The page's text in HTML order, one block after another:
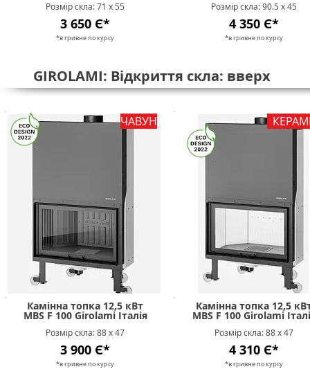
Розмір скла: 71 х 55
3 650 Є*
*в гривне по курсу
Розмір скла: 90.5 х 45
4 350 Є*
*в гривне по курсу
GIROLAMI: Відкриття скла: вверх
ЧАВУН
Камінна топка 12,5 кВт
MBS F 100 Girolami Італія
Розмір скла: 88 х 47
3 900 Є*
*в гривне по курсу
Камінна топка 12,5
MBS F 100 Girolami
Розмір скла: 88 х 47
4 310 Є*
*в гривне по курсу